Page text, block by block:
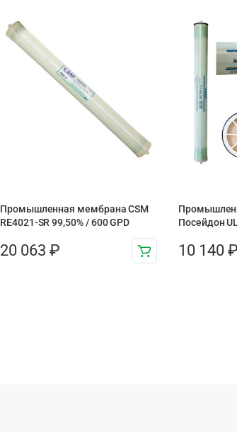
Промышленная мембрана CSM
RE4021-SR 99,50% / 600 GPD
20 063 ₽
Посейдон
10 140